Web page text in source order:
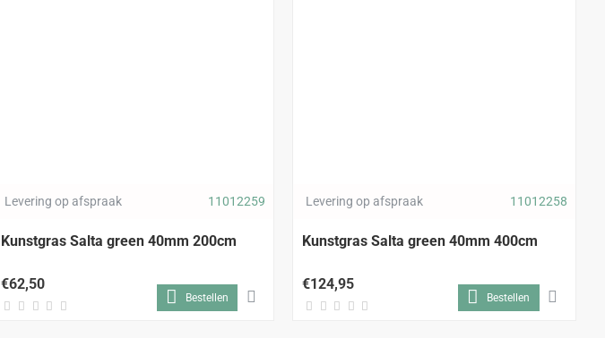
Levering op afspraak 11012259
Kunstgras Salta green 40mm 200cm
€62,50
Bestellen
Levering op afspraak 11012258
Kunstgras Salta green 40mm 400cm
€124,95
Bestellen